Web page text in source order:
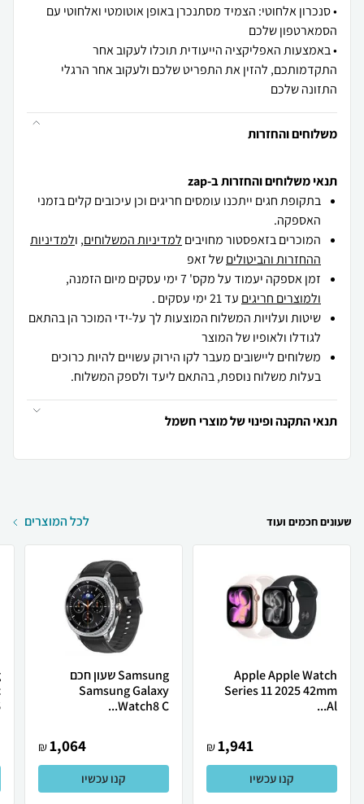
• סנכרון אלחוטי: הצמיד מסתנכרן באופן אוטומטי ואלחוטי עם
• באמצעות האפליקציה הייעודית תוכלו לעקוב אחר
התקדמותכם, להזין את התפריט שלכם ולעקוב אחר הרגלי
התזונה שלכם
משלוחים והחזרות
תנאי משלוחים והחזרות ב-zap
בתקופת חגים ייתכנו עומסים חריגים וכן עיכובים קלים בזמני
האספקה.
המוכרים בזאפסטור מחויבים למדיניות המשלוחים, ולמדיניות
ההחזרות והביטוליםשל זאפ
זמן אספקה יעמוד על מקס' 7 ימי עסקים מיום הזמנה,
ולמוצרים חריגים עד 21 ימי עסקים .
שיטות ועלויות המשלוח המוצעות לך על-ידי המוכר הן בהתאם
לגודלו ולאופיו של המוצר
משלוחים ליישובים מעבר לקו הירוק עשויים להיות כרוכים
בעלות משלוח נוספת, בהתאם ליעד ולספק המשלוח.
תנאי התקנה ופינוי של מוצרי חשמל
שעונים חכמים ועוד לכל המוצרים
Apple Apple Watch
Series 11 2025 42mm
Al...
1,941
₪
קנו עכשיו
Samsung שעון חכם
Samsung Galaxy
Watch8 C...
1,064
₪
קנו עכשיו